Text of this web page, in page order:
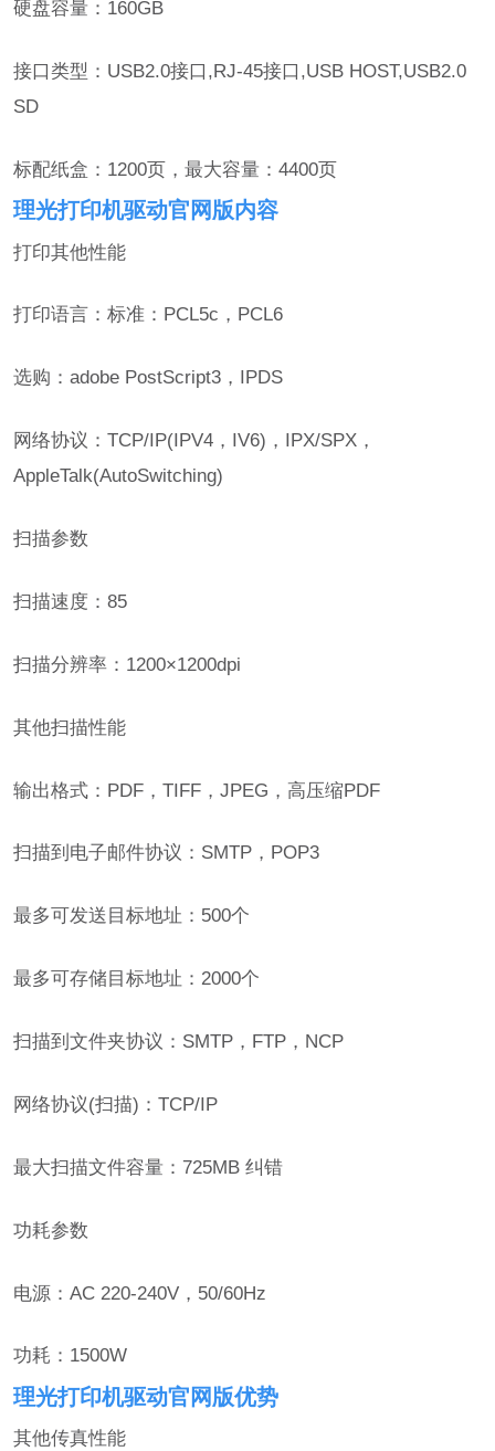
硬盘容量：160GB
接口类型：USB2.0接口,RJ-45接口,USB HOST,USB2.0
SD
标配纸盒：1200页，最大容量：4400页
理光打印机驱动官网版内容
打印其他性能
打印语言：标准：PCL5c，PCL6
选购：adobe PostScript3，IPDS
网络协议：TCP/IP(IPV4，IV6)，IPX/SPX，
AppleTalk(AutoSwitching)
扫描参数
扫描速度：85
扫描分辨率：1200×1200dpi
其他扫描性能
输出格式：PDF，TIFF，JPEG，高压缩PDF
扫描到电子邮件协议：SMTP，POP3
最多可发送目标地址：500个
最多可存储目标地址：2000个
扫描到文件夹协议：SMTP，FTP，NCP
网络协议(扫描)：TCP/IP
最大扫描文件容量：725MB 纠错
功耗参数
电源：AC 220-240V，50/60Hz
功耗：1500W
理光打印机驱动官网版优势
其他传真性能